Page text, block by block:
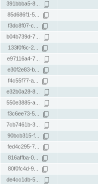
391bbba5-8...
85d686f1-5...
f3dc8f07-c...
b04b739d-7...
133f0f6c-2...
e97116a4-7...
e30f2e83-b...
f4c55f77-a...
e32b0a28-8...
550e3885-a...
f3c6ee73-5...
7cb7461b-3...
90bcb315-f...
fed4c295-7...
816affba-0...
80f0fc4d-9...
de4cc1db-5...